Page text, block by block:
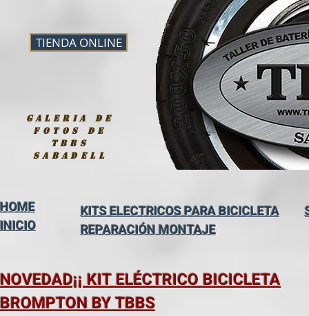
TIENDA ONLINE
galeria de
fotos de
tbbs
sabadell
HOME
INICIO
KITS ELECTRICOS PARA BICICLETA
REPARACIÓN MONTAJE
NOVEDAD¡¡ KIT ELÉCTRICO BICICLETA
BROMPTON BY TBBS